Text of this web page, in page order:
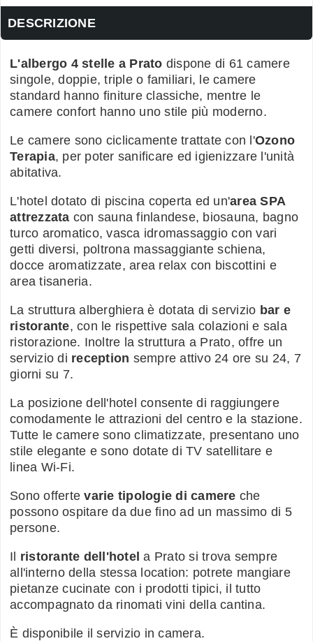
DESCRIZIONE
L'albergo 4 stelle a Prato dispone di 61 camere
singole, doppie, triple o familiari, le camere
standard hanno finiture classiche, mentre le
camere confort hanno uno stile più moderno.
Le camere sono ciclicamente trattate con l'Ozono
Terapia, per poter sanificare ed igienizzare l'unità
abitativa.
L'hotel dotato di piscina coperta ed un'area SPA
attrezzata con sauna finlandese, biosauna, bagno
turco aromatico, vasca idromassaggio con vari
getti diversi, poltrona massaggiante schiena,
docce aromatizzate, area relax con biscottini e
area tisaneria.
La struttura alberghiera è dotata di servizio bar e
ristorante, con le rispettive sala colazioni e sala
ristorazione. Inoltre la struttura a Prato, offre un
servizio di reception sempre attivo 24 ore su 24, 7
giorni su 7.
La posizione dell'hotel consente di raggiungere
comodamente le attrazioni del centro e la stazione.
Tutte le camere sono climatizzate, presentano uno
stile elegante e sono dotate di TV satellitare e
linea Wi-Fi.
Sono offertevarie tipologie di camere che
possono ospitare da due fino ad un massimo di 5
persone.
Il ristorante dell'hotel a Prato si trova sempre
all'interno della stessa location: potrete mangiare
pietanze cucinate con i prodotti tipici, il tutto
accompagnato da rinomati vini della cantina.
È disponibile il servizio in camera.